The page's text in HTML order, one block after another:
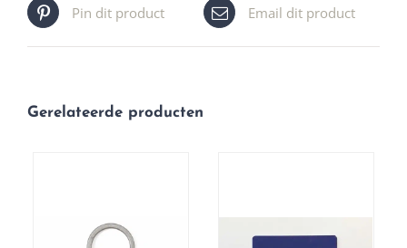
Pin dit product Email dit product
Gerelateerde producten